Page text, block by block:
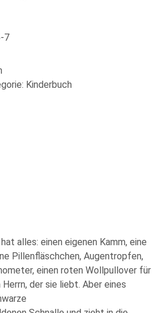
7
Kinderbuch
alles: einen eigenen Kamm, eine
Pillenfläschchen, Augentropfen,
einen roten Wollpullover für
der sie liebt. Aber eines